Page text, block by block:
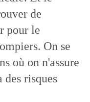
de
pour le
On se
où on n'assure
des risques